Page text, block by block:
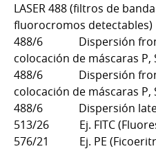
LASER 488 (filtros de
fluorocromos detectables)
488/6 Dispersión
colocación de máscaras P,
488/6 Dispersión
colocación de máscaras P,
488/6 Dispersión
513/26 Ej. FITC
576/21 Ej. PE